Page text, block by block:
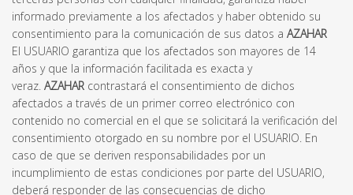
informado previamente a los afectados y haber obtenido su
consentimiento para la comunicación de sus datos a AZAHAR
El USUARIO garantiza que los afectados son mayores de 14
años y que la información facilitada es exacta y
veraz. AZAHAR contrastará el consentimiento de dichos
afectados a través de un primer correo electrónico con
contenido no comercial en el que se solicitará la verificación del
consentimiento otorgado en su nombre por el USUARIO. En
caso de que se deriven responsabilidades por un
incumplimiento de estas condiciones por parte del USUARIO,
deberá responder de las consecuencias de dicho